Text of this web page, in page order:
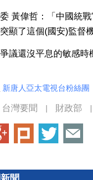
黃偉哲：「中國統
顯了這個(國安)監督
議還沒平息的敏感
新唐人亞太電視台粉絲團
台灣要聞 財政部